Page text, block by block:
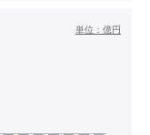
単位： 億円